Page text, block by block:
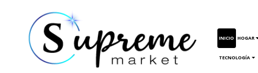
INICIO HOGAR
TECNOLOGÍA